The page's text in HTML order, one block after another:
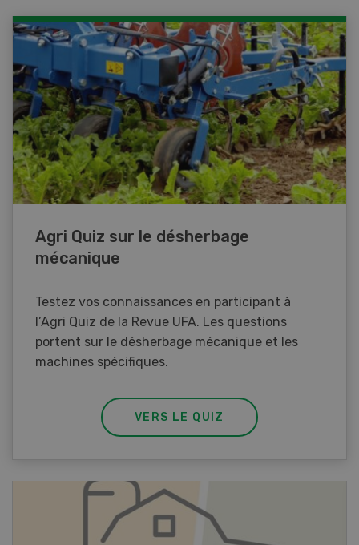
Agri Quiz sur le désherbage
mécanique
Testez vos connaissances en participant à
l’Agri Quiz de la Revue UFA. Les questions
portent sur le désherbage mécanique et les
machines spécifiques.
VERS LE QUIZ